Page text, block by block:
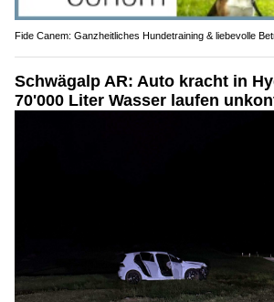
Fide Canem: Ganzheitliches Hundetraining & liebevolle
Schwägalp AR: Auto kracht in
70'000 Liter Wasser laufen